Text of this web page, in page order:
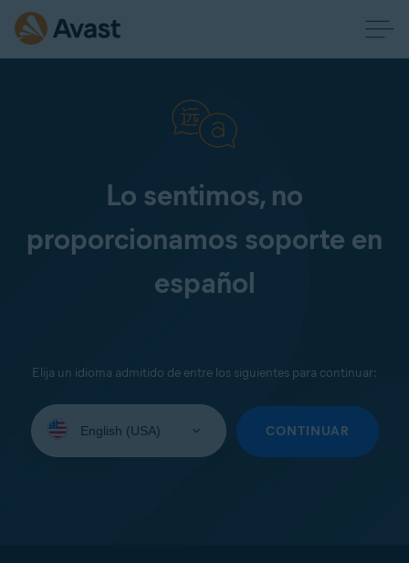
Lo sentimos, no
proporcionamos soporte en
español
Elija un idioma admitido de entre los siguientes para continuar:
su
CONTINUAR